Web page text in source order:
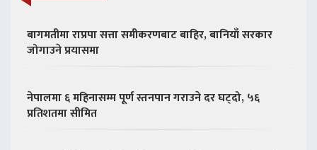
बागमतीमा राप्रपा सत्ता समीकरणबाट बाहिर, बानियाँ सरकार
जोगाउने प्रयासमा
नेपालमा ६ महिनासम्म पूर्ण स्तनपान गराउने दर घट्दो, ५६
प्रतिशतमा सीमित